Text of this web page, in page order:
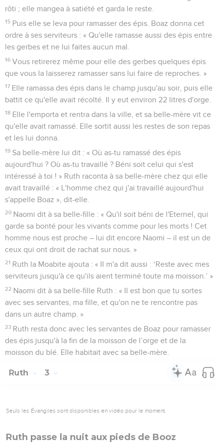
rôti ; elle mangea à satiété et garda le reste.
15 Puis elle se leva pour ramasser des épis. Boaz donna cet
ordre à ses serviteurs : « Qu'elle ramasse aussi des épis entre
les gerbes et ne lui faites aucun mal.
16 Vous retirerez même pour elle des gerbes quelques épis
que vous la laisserez ramasser sans lui faire de reproches. »
17 Elle ramassa des épis dans le champ jusqu'au soir, puis elle
battit ce qu'elle avait récolté. Il y eut environ 22 litres d'orge.
18 Elle l'emporta et rentra dans la ville, et sa belle-mère vit ce
qu'elle avait ramassé. Elle sortit aussi les restes de son repas
et les lui donna.
19 Sa belle-mère lui dit : « Où as-tu ramassé des épis
aujourd'hui ? Où as-tu travaillé ? Béni soit celui qui s'est
intéressé à toi ! » Ruth raconta à sa belle-mère chez qui elle
avait travaillé : « L'homme chez qui j'ai travaillé aujourd'hui
s'appelle Boaz », dit-elle.
20 Naomi dit à sa belle-fille : « Qu'il soit béni de l'Eternel, qui
garde sa bonté pour les vivants comme pour les morts ! Cet
homme nous est proche – lui dit encore Naomi – il est un de
ceux qui ont droit de rachat sur nous. »
21 Ruth la Moabite ajouta : « Il m'a dit aussi : ‘Reste avec mes
serviteurs jusqu'à ce qu'ils aient terminé toute ma moisson.’ »
22 Naomi dit à sa belle-fille Ruth : « Il est bon que tu sortes
avec ses servantes, ma fille, et qu'on ne te rencontre pas
dans un autre champ. »
23 Ruth resta donc avec les servantes de Boaz pour ramasser
des épis jusqu'à la fin de la moisson de l’orge et de la
moisson du blé. Elle habitait avec sa belle-mère.
Ruth 3
Seuls les Évangiles sont disponibles en vidéo pour le moment.
Ruth passe la nuit aux pieds de Booz